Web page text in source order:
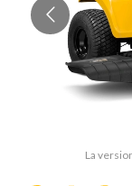
La